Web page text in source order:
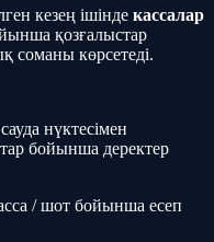
кезең ішінде кассалар
қозғалыстар
соманы көрсетеді.
нүктесімен
бойынша деректер
/ шот бойынша есеп